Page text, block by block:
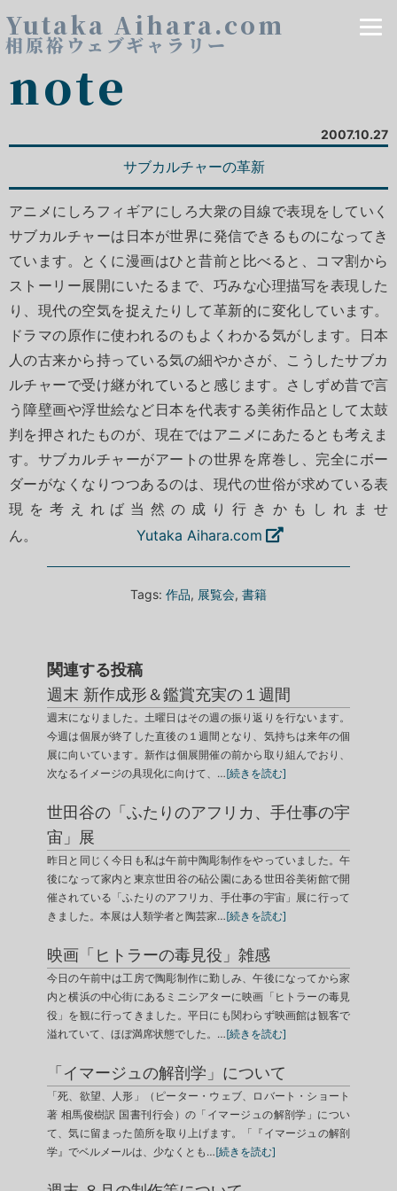
Yutaka Aihara.com
相原裕ウェブギャラリー
note
2007.10.27
サブカルチャーの革新
アニメにしろフィギアにしろ大衆の目線で表現をしていく
サブカルチャーは日本が世界に発信できるものになってき
ています。とくに漫画はひと昔前と比べると、コマ割から
ストーリー展開にいたるまで、巧みな心理描写を表現した
り、現代の空気を捉えたりして革新的に変化しています。
ドラマの原作に使われるのもよくわかる気がします。日本
人の古来から持っている気の細やかさが、こうしたサブカ
ルチャーで受け継がれていると感じます。さしずめ昔で言
う障壁画や浮世絵など日本を代表する美術作品として太鼓
判を押されたものが、現在ではアニメにあたるとも考えま
す。サブカルチャーがアートの世界を席巻し、完全にボー
ダーがなくなりつつあるのは、現代の世俗が求めている表
現を考えれば当然の成り行きかもしれませ
ん。 Yutaka Aihara.com
Tags: 作品, 展覧会, 書籍
関連する投稿
週末 新作成形＆鑑賞充実の１週間
週末になりました。土曜日はその週の振り返りを行ないます。
今週は個展が終了した直後の１週間となり、気持ちは来年の個
展に向いています。新作は個展開催の前から取り組んでおり、
次なるイメージの具現化に向けて、…[続きを読む]
世田谷の「ふたりのアフリカ、手仕事の宇
宙」展
昨日と同じく今日も私は午前中陶彫制作をやっていました。午
後になって家内と東京世田谷の砧公園にある世田谷美術館で開
催されている「ふたりのアフリカ、手仕事の宇宙」展に行って
きました。本展は人類学者と陶芸家…[続きを読む]
映画「ヒトラーの毒見役」雑感
今日の午前中は工房で陶彫制作に勤しみ、午後になってから家
内と横浜の中心街にあるミニシアターに映画「ヒトラーの毒見
役」を観に行ってきました。平日にも関わらず映画館は観客で
溢れていて、ほぼ満席状態でした。…[続きを読む]
「イマージュの解剖学」について
「死、欲望、人形」（ピーター・ウェブ、ロバート・ショート
著 相馬俊樹訳 国書刊行会）の「イマージュの解剖学」につい
て、気に留まった箇所を取り上げます。「『イマージュの解剖
学』でベルメールは、少なくとも…[続きを読む]